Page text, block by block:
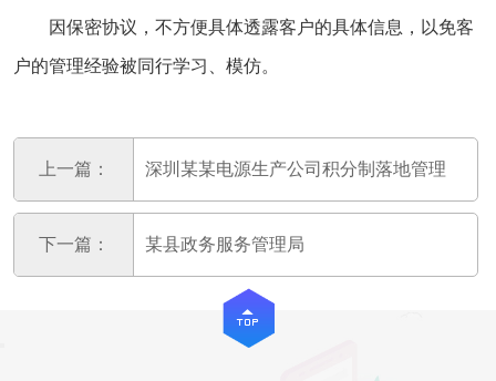
因保密协议，不方便具体透露客户的具体信息，以免客
户的管理经验被同行学习、模仿。
上一篇： 深圳某某电源生产公司积分制落地管理
下一篇： 某县政务服务管理局